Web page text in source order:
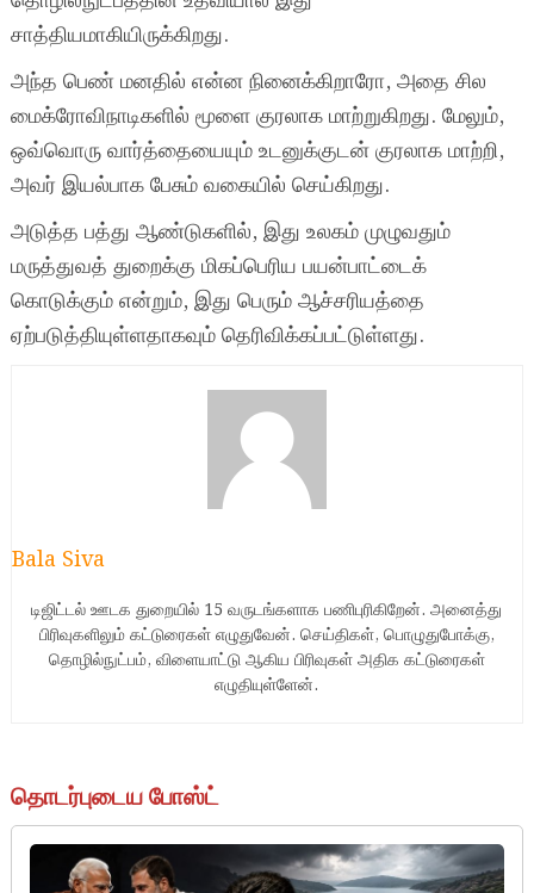
சாத்தியமாகியிருக்கிறது.
அந்த பெண் மனதில் என்ன நினைக்கிறாரோ, அதை சில
மைக்ரோவிநாடிகளில் மூளை குரலாக மாற்றுகிறது. மேலும்,
ஒவ்வொரு வார்த்தையையும் உடனுக்குடன் குரலாக மாற்றி,
அவர் இயல்பாக பேசும் வகையில் செய்கிறது.
அடுத்த பத்து ஆண்டுகளில், இது உலகம் முழுவதும்
மருத்துவத் துறைக்கு மிகப்பெரிய பயன்பாட்டைக்
கொடுக்கும் என்றும், இது பெரும் ஆச்சரியத்தை
ஏற்படுத்தியுள்ளதாகவும் தெரிவிக்கப்பட்டுள்ளது.
Bala Siva
டிஜிட்டல் ஊடக துறையில் 15 வருடங்களாக பணிபுரிகிறேன். அனைத்து
பிரிவுகளிலும் கட்டுரைகள் எழுதுவேன். செய்திகள், பொழுதுபோக்கு,
தொழில்நுட்பம், விளையாட்டு ஆகிய பிரிவுகள் அதிக கட்டுரைகள்
எழுதியுள்ளேன்.
தொடர்புடைய போஸ்ட்